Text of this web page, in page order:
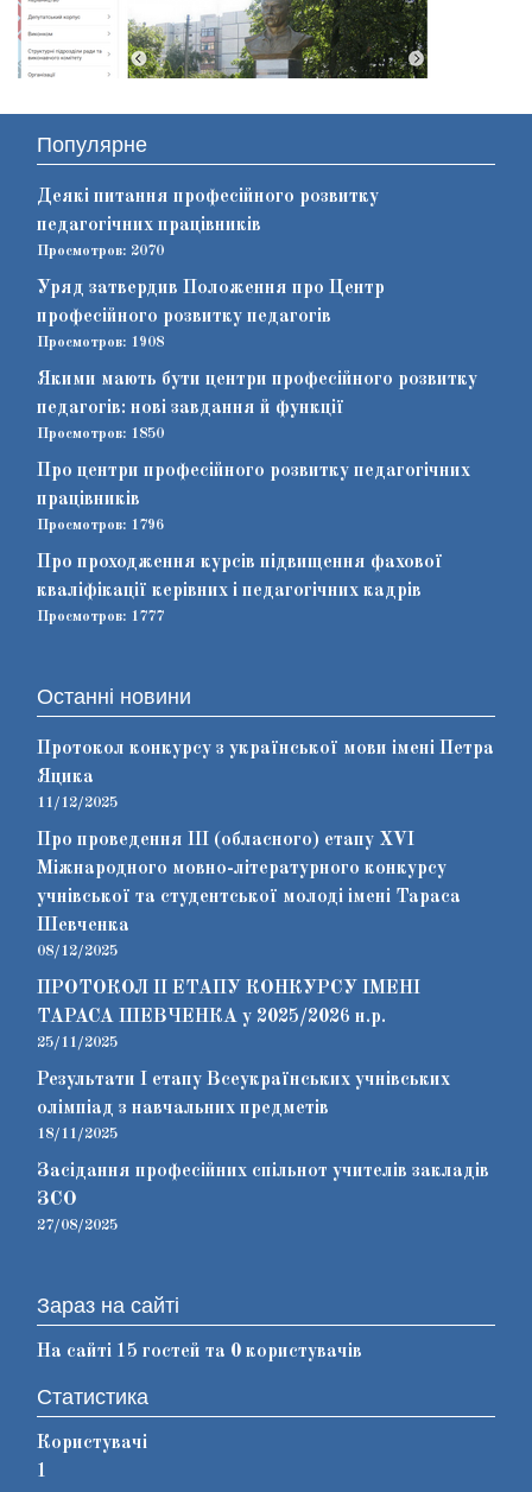
Популярне
Деякі питання професійного розвитку
педагогічних працівників
Просмотров: 2070
Уряд затвердив Положення про Центр
професійного розвитку педагогів
Просмотров: 1908
Якими мають бути центри професійного розвитку
педагогів: нові завдання й функції
Просмотров: 1850
Про центри професійного розвитку педагогічних
працівників
Просмотров: 1796
Про проходження курсів підвищення фахової
кваліфікації керівних і педагогічних кадрів
Просмотров: 1777
Останні новини
Протокол конкурсу з української мови імені Петра
Яцика
11/12/2025
Про проведення ІІІ (обласного) етапу ХVІ
Міжнародного мовно-літературного конкурсу
учнівської та студентської молоді імені Тараса
Шевченка
08/12/2025
ПРОТОКОЛ ІІ ЕТАПУ КОНКУРСУ ІМЕНІ
ТАРАСА ШЕВЧЕНКА у 2025/2026 н.р.
25/11/2025
Результати І етапу Всеукраїнських учнівських
олімпіад з навчальних предметів
18/11/2025
Засідання професійних спільнот учителів закладів
ЗСО
27/08/2025
Зараз на сайті
На сайті 15 гостей та 0 користувачів
Статистика
Користувачі
1